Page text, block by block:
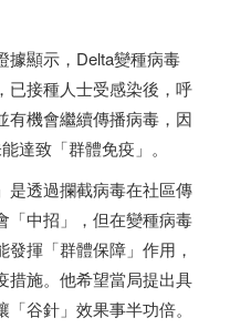
顯示，Delta變種病毒
已接種人士受感染後，呼
有機會繼續傳播病毒，因
達致「群體免疫」。
透過攔截病毒在社區傳
「中招」，但在變種病毒
揮「群體保障」作用，
措施。他希望當局提出具
谷針」效果事半功倍。